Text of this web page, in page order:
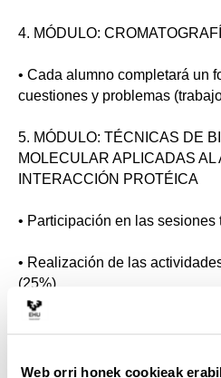
Web orri honek cookieak
4. MÓDULO:
• Cada alumno completará un
cuestiones y problemas
5. MÓDULO: TÉCNICAS DE
MOLECULAR APLICADAS AL
INTERACCIÓN PROTÉICA
• Participación en las sesiones
• Realización de las
(25%)
• Resolución de problemas:
valoración de interacción